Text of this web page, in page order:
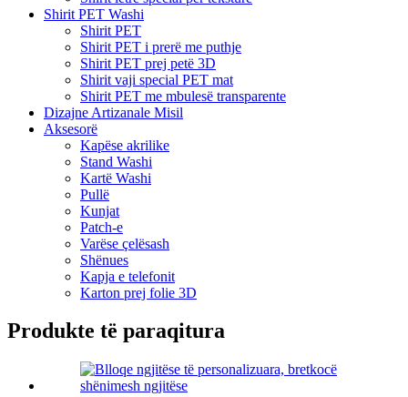
Shirit PET Washi
Shirit PET
Shirit PET i prerë me puthje
Shirit PET prej petë 3D
Shirit vaji special PET mat
Shirit PET me mbulesë transparente
Dizajne Artizanale Misil
Aksesorë
Kapëse akrilike
Stand Washi
Kartë Washi
Pullë
Kunjat
Patch-e
Varëse çelësash
Shënues
Kapja e telefonit
Karton prej folie 3D
Produkte të paraqitura